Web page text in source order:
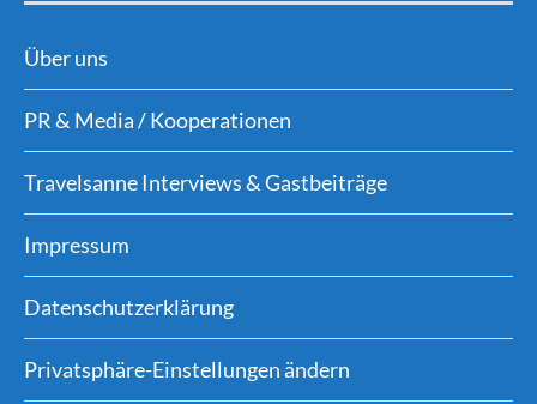
Über uns
PR & Media / Kooperationen
Travelsanne Interviews & Gastbeiträge
Impressum
Datenschutzerklärung
Privatsphäre-Einstellungen ändern